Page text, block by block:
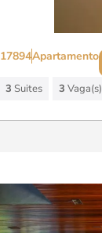
17894Apartamento
3 Suites 3 Vaga(s)